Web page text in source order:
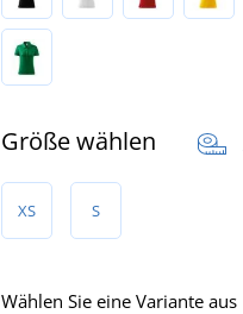
Größe wählen
XS S
Wählen Sie eine Variante aus